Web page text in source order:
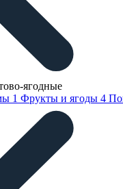
ягодные
1 Фрукты и ягоды 4